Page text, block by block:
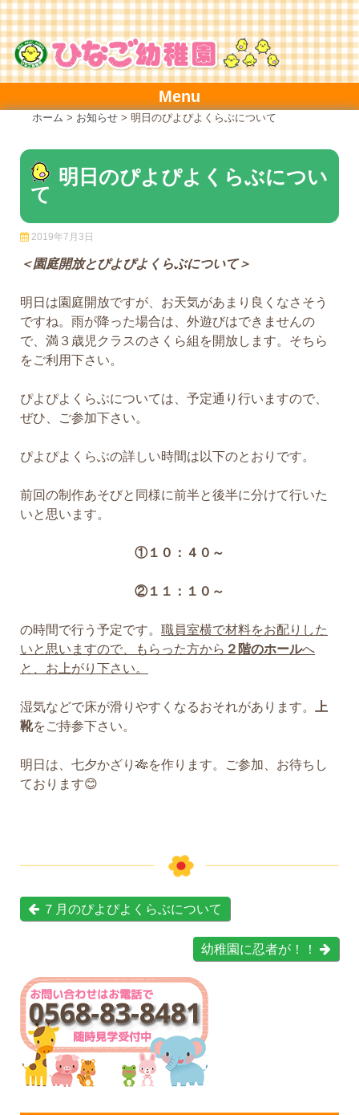
Skip
to
content
Menu
ホーム > お知らせ > 明日のぴよぴよくらぶについて
明日のぴよぴよくらぶについ
て
2019年7月3日
＜園庭開放とぴよぴよくらぶについて＞
明日は園庭開放ですが、お天気があまり良くなさそう
ですね。雨が降った場合は、外遊びはできませんの
で、満３歳児クラスのさくら組を開放します。そちら
をご利用下さい。
ぴよぴよくらぶについては、予定通り行いますので、
ぜひ、ご参加下さい。
ぴよぴよくらぶの詳しい時間は以下のとおりです。
前回の制作あそびと同様に前半と後半に分けて行いた
いと思います。
①１０：４０～
②１１：１０～
の時間で行う予定です。 職員室横で材料をお配りした
いと思いますので、もらった方から ２階のホールへ
と、お上がり下さい。
湿気などで床が滑りやすくなるおそれがあります。
上
靴をご持参下さい。
明日は、七夕かざり🎋を作ります。ご参加、お待ちし
ております😊
７月のぴよぴよくらぶについて
幼稚園に忍者が！！